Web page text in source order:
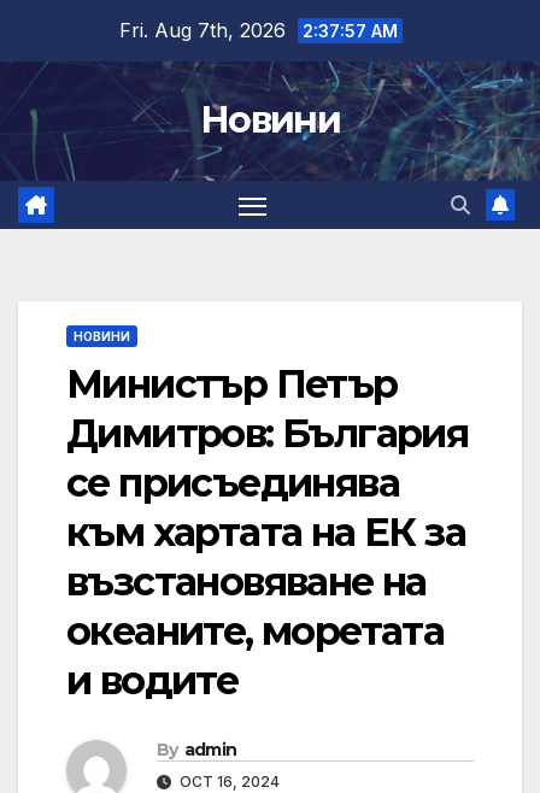
content
Fri. Aug 7th, 2026 2:37:58 AM
Новини
НОВИНИ
Министър Петър
Димитров: България
се присъединява
към хартата на ЕК за
възстановяване на
океаните, моретата
и водите
By admin
OCT 16, 2024